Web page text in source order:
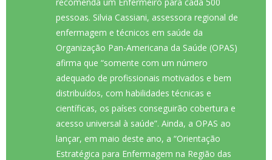
pessoas. Silvia Cassiani, assessora regional de
enfermagem e técnicos em saúde da
Organização Pan-Americana da Saúde (OPAS)
afirma que “somente com um número
adequado de profissionais motivados e bem
distribuídos, com habilidades técnicas e
científicas, os países conseguirão cobertura e
acesso universal à saúde”. Ainda, a OPAS ao
lançar, em maio deste ano, a “Orientação
Estratégica para Enfermagem na Região das